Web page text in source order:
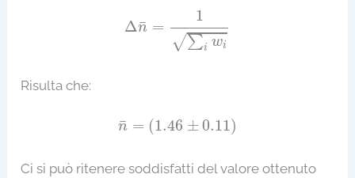
Δ¯
n =
1
√∑i wi
iw
Risulta che:
¯
n = (1.46 ± 0.11)
=(1.46 ± 0.11 )
Ci si può ritenere soddisfatti del valore ottenuto